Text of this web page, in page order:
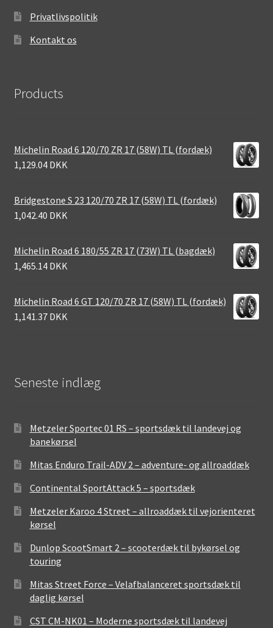
Privatlivspolitik
Kontakt os
Products
Michelin Road 6 120/70 ZR 17 (58W) TL (fordæk)
1,129.04 DKK
Bridgestone S 23 120/70 ZR 17 (58W) TL (fordæk)
1,042.40 DKK
Michelin Road 6 180/55 ZR 17 (73W) TL (bagdæk)
1,465.14 DKK
Michelin Road 6 GT 120/70 ZR 17 (58W) TL (fordæk)
1,141.37 DKK
Seneste indlæg
Metzeler Sportec 01 RS – sportsdæk til landevej og
banekørsel
Mitas Enduro Trail-ADV 2 – adventure- og allroaddæk
Continental SportAttack 5 – sportsdæk
Metzeler Karoo 4 Street – allroaddæk til vejorienteret
kørsel
Dunlop ScootSmart 2 – scooterdæk til bykørsel og
touring
Mitas Street Force – Velafbalanceret sportsdæk til
daglig kørsel
CST CM-NK01 – Moderne sportsdæk til landevej